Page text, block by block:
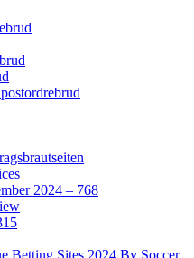
2024 – 768
Betting Sites 2024 By Soccer